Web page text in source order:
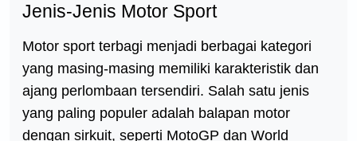
Jenis-Jenis Motor Sport
Motor sport terbagi menjadi berbagai kategori
yang masing-masing memiliki karakteristik dan
ajang perlombaan tersendiri. Salah satu jenis
yang paling populer adalah balapan motor
dengan sirkuit, seperti MotoGP dan World